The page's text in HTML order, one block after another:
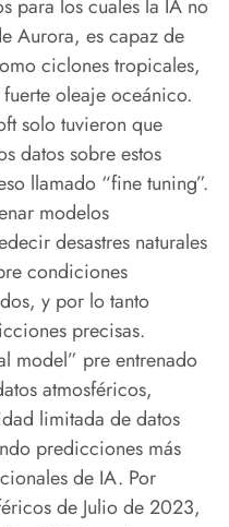
para los cuales la IA no
Aurora, es capaz de
ciclones tropicales,
oleaje oceánico.
solo tuvieron que
datos sobre estos
llamado “fine tuning”.
modelos
desastres naturales
condiciones
y por lo tanto
precisas.
model” pre entrenado
atmosféricos,
limitada de datos
predicciones más
de IA. Por
de Julio de 2023,